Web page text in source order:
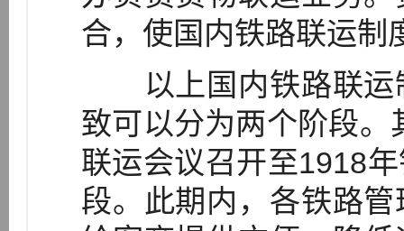
合，使国内铁路联运制
以上国内铁路联运
致可以分为两个阶段
联运会议召开至1918
段。此期内，各铁路